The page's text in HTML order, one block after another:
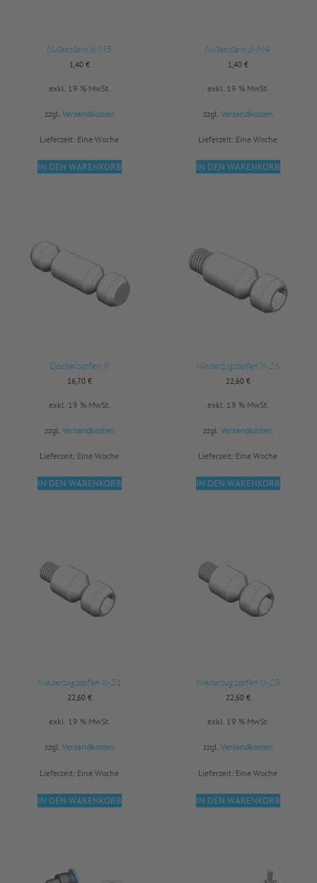
Nutenstein 8-M5
1,40 €
exkl. 19 % MwSt.
zzgl. Versandkosten
Lieferzeit: Eine Woche
IN DEN WARENKORB
Nutenstein 8-M4
1,40 €
exkl. 19 % MwSt.
zzgl. Versandkosten
Lieferzeit: Eine Woche
IN DEN WARENKORB
Doppelzapfen 8
16,70 €
exkl. 19 % MwSt.
zzgl. Versandkosten
Lieferzeit: Eine Woche
IN DEN WARENKORB
Niederzugzapfen 8-26
22,60 €
exkl. 19 % MwSt.
zzgl. Versandkosten
Lieferzeit: Eine Woche
IN DEN WARENKORB
Niederzugzapfen 8-21
22,60 €
exkl. 19 % MwSt.
zzgl. Versandkosten
Lieferzeit: Eine Woche
IN DEN WARENKORB
Niederzugzapfen 8-23
22,60 €
exkl. 19 % MwSt.
zzgl. Versandkosten
Lieferzeit: Eine Woche
IN DEN WARENKORB